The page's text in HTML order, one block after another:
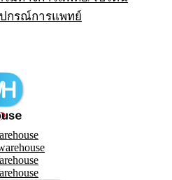
ปกรณ์การแพทย์